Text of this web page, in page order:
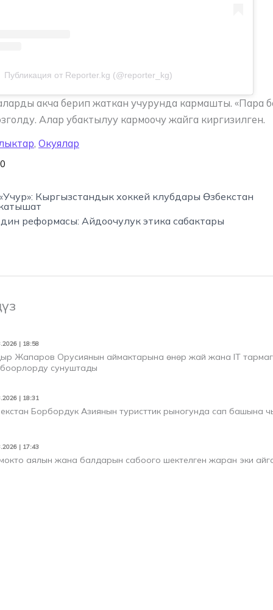
Публикация от Reporter.kg (@reporter_kg)
акча берип жаткан учурунда кармашты. «Пара
Алар убактылуу кармоочу жайга киргизилген.
, Окуялар
0
Кыргызстандык хоккей клубдары Өзбекстан
реформасы: Айдоочулук этика сабактары
| 18:58
Жапаров Орусиянын аймактарына өнөр жай жана IT
сунуштады
| 18:31
Борбордук Азиянын туристтик рыногунда сап башына
| 17:43
аялын жана балдарын сабоого шектелген жаран эки